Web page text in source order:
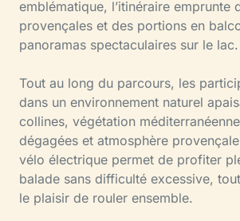
emblématique, l’itinéraire emprunte
provençales et des portions en
panoramas spectaculaires sur le lac.
Tout au long du parcours, les
dans un environnement naturel
collines, végétation
dégagées et atmosphère
vélo électrique permet de profiter
balade sans difficulté excessive,
le plaisir de rouler ensemble.